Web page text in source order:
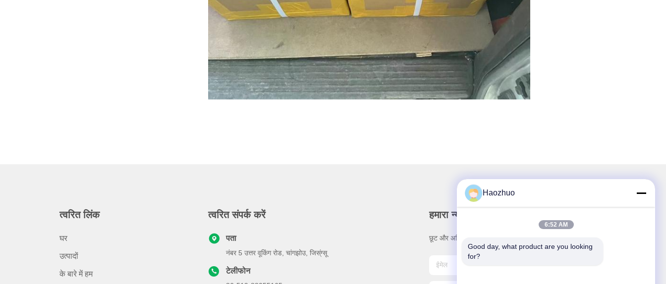
त्वरित लिंक
घर
उत्पादों
के बारे में हम
त्वरित संपर्क करें
पता
नंबर 5 उत्तर वूकिंग रोड, चांगझोउ, जिस्ंग्सू
टेलीफोन
हमारा न्यूज़लैटर
छूट और अधिक के लिए हमारे न्यूज़लेटर की सदस्यता लें।
Haozhuo
6:52 AM
Good day, what product are you looking
for?